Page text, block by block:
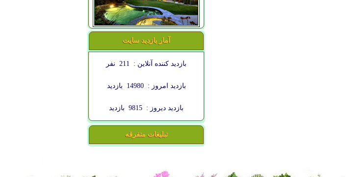
آمار بازدید سایت
بازدید کننده آنلاین : 211 نفر
بازدید امروز : 14980 بازدید
بازدید دیروز : 9815 بازدید
تبلیغات متفرقه